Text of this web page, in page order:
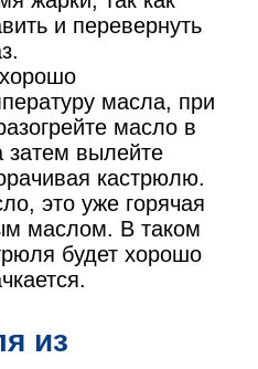
и перевернуть
масла, при
масло в
затем вылейте
кастрюлю.
это уже горячая
маслом. В таком
будет хорошо
из